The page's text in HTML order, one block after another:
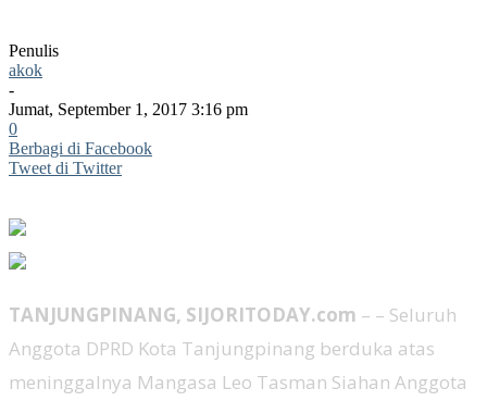
Penulis
akok
-
Jumat, September 1, 2017 3:16 pm
0
Berbagi di Facebook
Tweet di Twitter
TANJUNGPINANG, SIJORITODAY.com – – Seluruh
Anggota DPRD Kota Tanjungpinang berduka atas
meninggalnya Mangasa Leo Tasman Siahan Anggota